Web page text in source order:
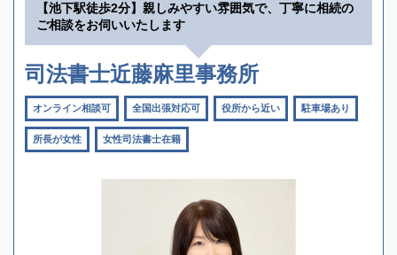
【池下駅徒歩2分】親しみやすい雰囲気で、丁寧に相続の
ご相談をお伺いいたします
司法書士近藤麻里事務所
オンライン相談可 全国出張対応可 役所から近い 駐車場あり
所長が女性 女性司法書士在籍